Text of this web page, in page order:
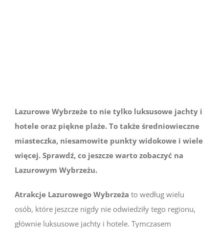
Lazurowe Wybrzeże to nie tylko luksusowe jachty i
hotele oraz piękne plaże. To także średniowieczne
miasteczka, niesamowite punkty widokowe i wiele
więcej. Sprawdź, co jeszcze warto zobaczyć na
Lazurowym Wybrzeżu.
Atrakcje Lazurowego Wybrzeża to według wielu
osób, które jeszcze nigdy nie odwiedziły tego regionu,
głównie luksusowe jachty i hotele. Tymczasem